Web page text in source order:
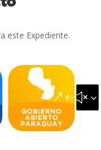
este Expediente.